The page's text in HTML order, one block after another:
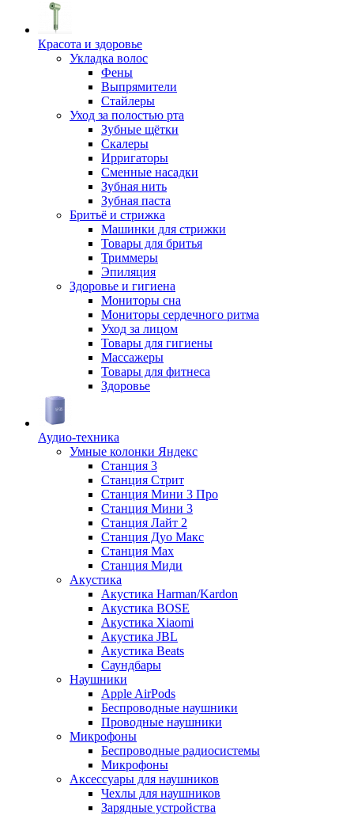
Красота и здоровье
Укладка волос
Фены
Выпрямители
Стайлеры
Уход за полостью рта
Зубные щётки
Скалеры
Ирригаторы
Сменные насадки
Зубная нить
Зубная паста
Бритьё и стрижка
Машинки для стрижки
Товары для бритья
Триммеры
Эпиляция
Здоровье и гигиена
Мониторы сна
Мониторы сердечного ритма
Уход за лицом
Товары для гигиены
Массажеры
Товары для фитнеса
Здоровье
Аудио-техника
Умные колонки Яндекс
Станция 3
Станция Стрит
Станция Мини 3 Про
Станция Мини 3
Станция Лайт 2
Станция Дуо Макс
Станция Max
Станция Миди
Акустика
Акустика Harman/Kardon
Акустика BOSE
Акустика Xiaomi
Акустика JBL
Акустика Beats
Саундбары
Наушники
Apple AirPods
Беспроводные наушники
Проводные наушники
Микрофоны
Беспроводные радиосистемы
Микрофоны
Аксессуары для наушников
Чехлы для наушников
Зарядные устройства